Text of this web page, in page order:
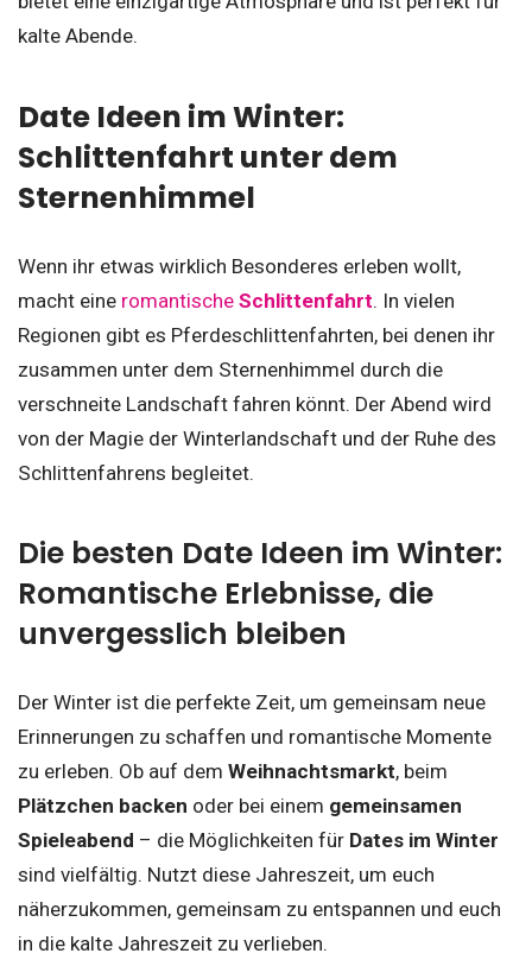
kalte Abende.
Date Ideen im Winter:
Schlittenfahrt unter dem
Sternenhimmel
Wenn ihr etwas wirklich Besonderes erleben wollt,
macht eine romantische Schlittenfahrt. In vielen
Regionen gibt es Pferdeschlittenfahrten, bei denen ihr
zusammen unter dem Sternenhimmel durch die
verschneite Landschaft fahren könnt. Der Abend wird
von der Magie der Winterlandschaft und der Ruhe des
Schlittenfahrens begleitet.
Die besten Date Ideen im Winter:
Romantische Erlebnisse, die
unvergesslich bleiben
Der Winter ist die perfekte Zeit, um gemeinsam neue
Erinnerungen zu schaffen und romantische Momente
zu erleben. Ob auf dem Weihnachtsmarkt, beim
Plätzchen backen oder bei einem gemeinsamen
Spieleabend – die Möglichkeiten für Dates im Winter
sind vielfältig. Nutzt diese Jahreszeit, um euch
näherzukommen, gemeinsam zu entspannen und euch
in die kalte Jahreszeit zu verlieben.